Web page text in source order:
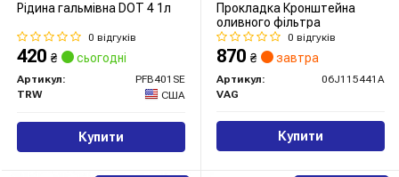
Рідина гальмівна DOT 4 1л
0 відгуків
420 ₴ сьогодні
Артикул:
PFB401SE
TRW
США
Купити
Прокладка Кронштейна
оливного фiльтра
0 відгуків
870 ₴ завтра
Артикул:
06J115441A
VAG
Купити